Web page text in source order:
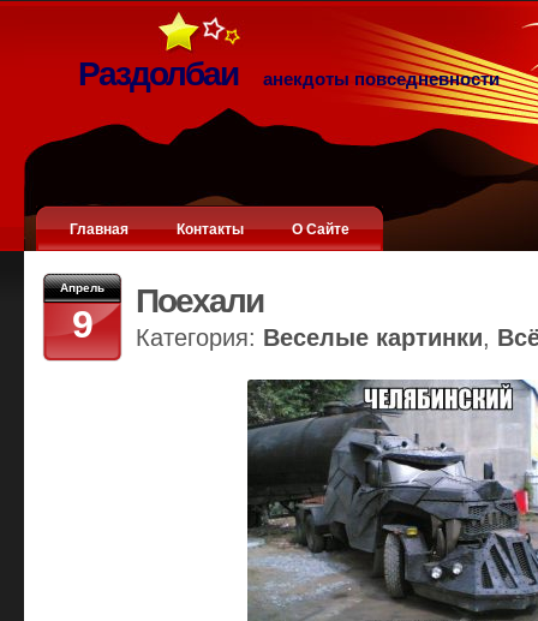
Раздолбаи анекдоты повседневности
Главная Контакты О Сайте
Апрель
9
Поехали
Категория: Веселые картинки,